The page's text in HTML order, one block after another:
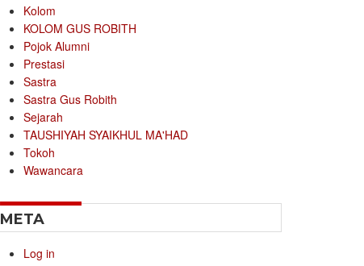
Kolom
KOLOM GUS ROBITH
Pojok Alumni
Prestasi
Sastra
Sastra Gus Robith
Sejarah
TAUSHIYAH SYAIKHUL MA'HAD
Tokoh
Wawancara
META
Log in